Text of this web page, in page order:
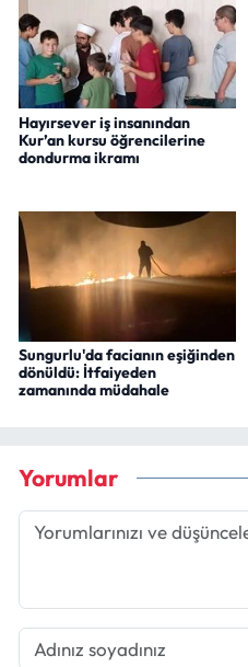
Hayırsever iş insanından
Kur’an kursu öğrencilerine
dondurma ikramı
Sungurlu'da facianın eşiğinden
dönüldü: İtfaiyeden
zamanında müdahale
Yorumlar